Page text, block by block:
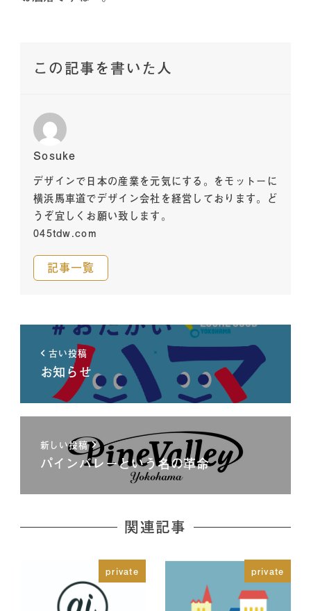
この記事を書いた人
Sosuke
デザインで日本の産業を元気にする。をモットーに
横浜馬車道でデザイン会社を経営しております。ど
うぞ宜しくお願い致します。
045tdw.com
記事一覧
古い投稿
お知らせ
新しい投稿
パインバレーという名の革命
関連記事
private private